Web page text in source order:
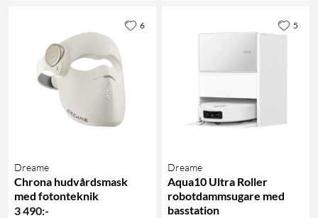
Dreame
Chrona hudvårdsmask
med fotonteknik
3 490:-
6
Dreame
Aqua10 Ultra Roller
robotdammsugare med
basstation
5